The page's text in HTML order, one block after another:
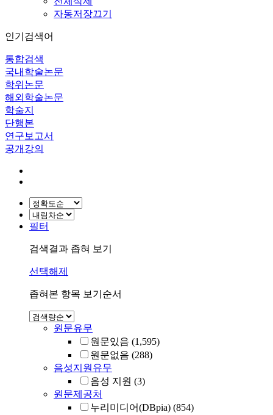
자동저장끄기
인기검색어
통합검색
국내학술논문
학위논문
해외학술논문
학술지
단행본
연구보고서
공개강의
필터
검색결과 좁혀 보기
선택해제
좁혀본 항목 보기순서
원문유무
원문있음 (1,595)
원문없음 (288)
음성지원유무
음성 지원 (3)
원문제공처
누리미디어(DBpia) (854)